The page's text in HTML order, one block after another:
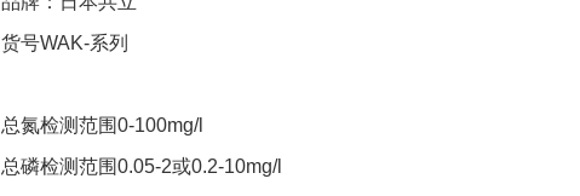
货号WAK-系列
总氮检测范围0-100mg/l
总磷检测范围0.05-2或0.2-10mg/l